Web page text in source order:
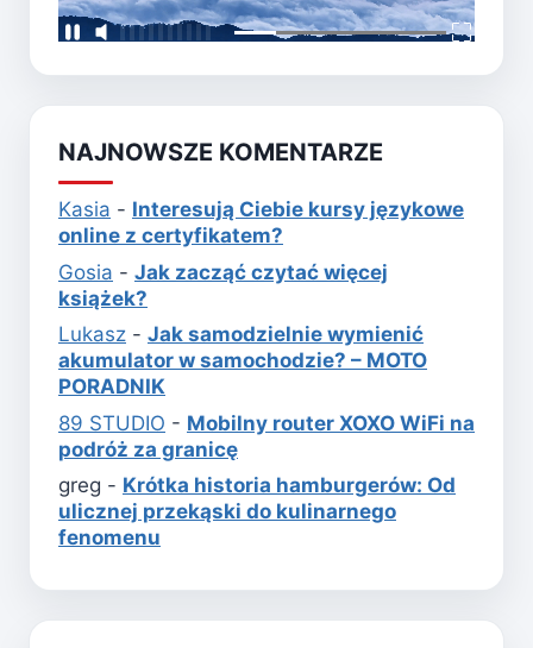
NAJNOWSZE KOMENTARZE
Kasia - Interesują Ciebie kursy językowe
online z certyfikatem?
Gosia - Jak zacząć czytać więcej
książek?
Lukasz - Jak samodzielnie wymienić
akumulator w samochodzie? – MOTO
PORADNIK
89 STUDIO - Mobilny router XOXO WiFi na
podróż za granicę
greg - Krótka historia hamburgerów: Od
ulicznej przekąski do kulinarnego
fenomenu